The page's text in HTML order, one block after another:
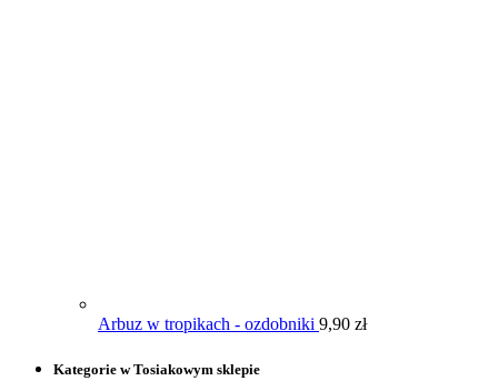
Arbuz w tropikach - ozdobniki 9,90 zł
Kategorie w Tosiakowym sklepie